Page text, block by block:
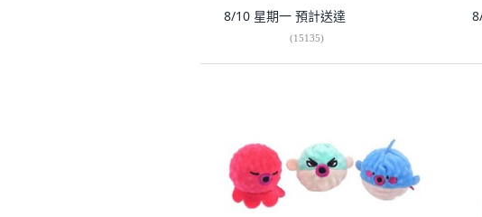
8/10 星期一 預計送達
(15135)